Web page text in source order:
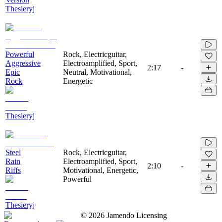
Thesieryj
Powerful
Aggressive
Epic
Rock
Thesieryj
Rock, Electricguitar,
Electroamplified, Sport,
Neutral, Motivational,
Energetic
2:17 -
Steel
Rain
Riffs
Thesieryj
Rock, Electricguitar,
Electroamplified, Sport,
Motivational, Energetic,
Powerful
2:10 -
© 2026 Jamendo Licensing